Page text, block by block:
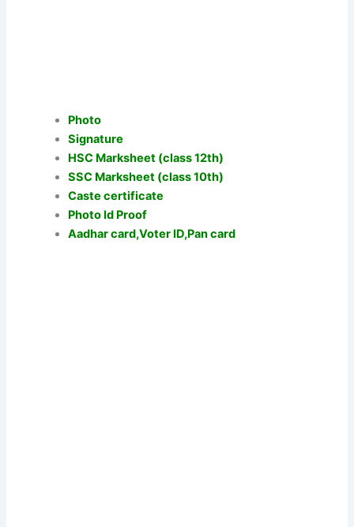
Photo
Signature
HSC Marksheet (class 12th)
SSC Marksheet (class 10th)
Caste certificate
Photo Id Proof
Aadhar card,Voter ID,Pan card